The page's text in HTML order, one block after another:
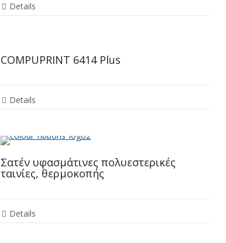
Details
COMPUPRINT 6414 Plus
Details
Σατέν υφασμάτινες πολυεστερικές
ταινίες, θερμοκοπής
Details